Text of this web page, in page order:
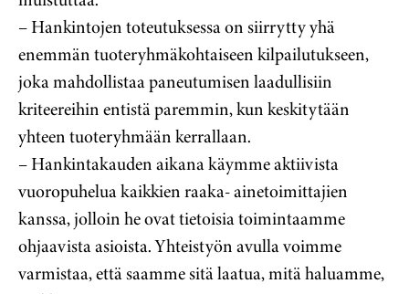
– Hankintojen toteutuksessa on siirrytty yhä
enemmän tuoteryhmäkohtaiseen kilpailutukseen,
joka mahdollistaa paneutumisen laadullisiin
kriteereihin entistä paremmin, kun keskitytään
yhteen tuoteryhmään kerrallaan.
– Hankintakauden aikana käymme aktiivista
vuoropuhelua kaikkien raaka- ainetoimittajien
kanssa, jolloin he ovat tietoisia toimintaamme
ohjaavista asioista. Yhteistyön avulla voimme
varmistaa, että saamme sitä laatua, mitä haluamme,